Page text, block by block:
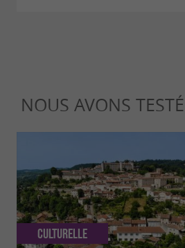
NOUS AVONS TESTÉ
Culturelle